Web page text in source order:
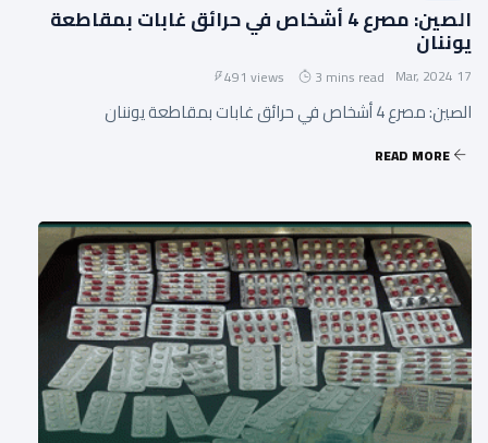
الصين: مصرع 4 أشخاص في حرائق غابات بمقاطعة
يوننان
17 Mar, 2024
3 mins read
491 views
الصين: مصرع 4 أشخاص في حرائق غابات بمقاطعة يوننان
READ MORE